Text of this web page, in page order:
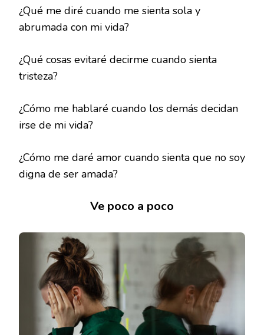
¿Qué me diré cuando me sienta sola y
abrumada con mi vida?
¿Qué cosas evitaré decirme cuando sienta
tristeza?
¿Cómo me hablaré cuando los demás decidan
irse de mi vida?
¿Cómo me daré amor cuando sienta que no soy
digna de ser amada?
Ve poco a poco